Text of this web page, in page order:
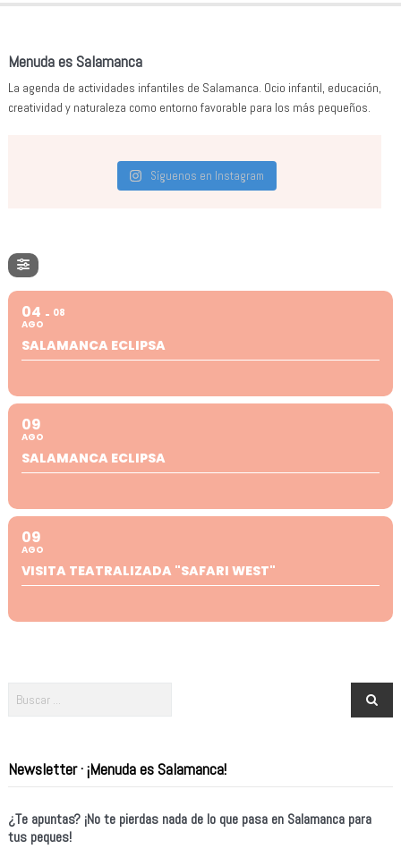
Menuda es Salamanca
La agenda de actividades infantiles de Salamanca. Ocio infantil, educación,
creatividad y naturaleza como entorno favorable para los más pequeños.
Síguenos en Instagram
04
AGO
08
SALAMANCA ECLIPSA
09
AGO
SALAMANCA ECLIPSA
09
AGO
VISITA TEATRALIZADA "SAFARI WEST"
Newsletter · ¡Menuda es Salamanca!
¿Te apuntas? ¡No te pierdas nada de lo que pasa en Salamanca para
tus peques!